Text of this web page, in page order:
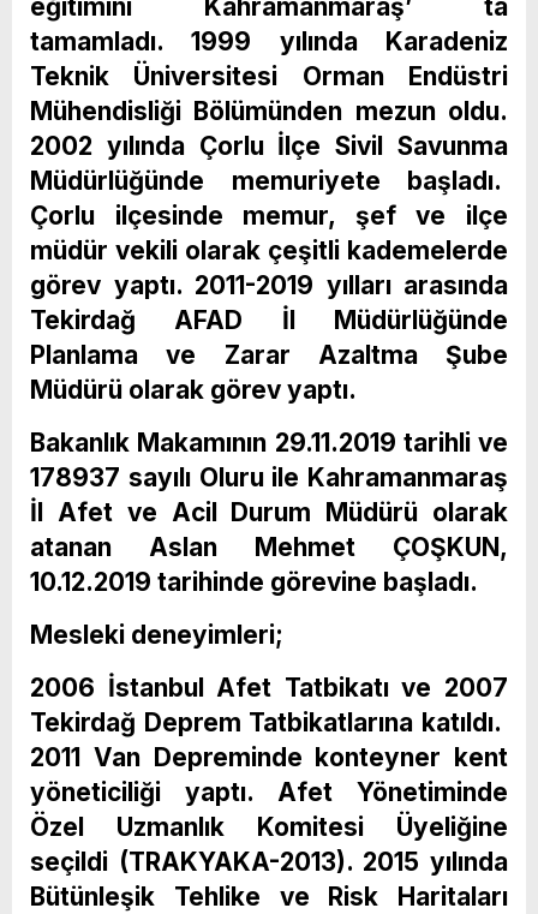
eğitimini Kahramanmaraş’ ta
tamamladı. 1999 yılında Karadeniz
Teknik Üniversitesi Orman Endüstri
Mühendisliği Bölümünden mezun oldu.
2002 yılında Çorlu İlçe Sivil Savunma
Müdürlüğünde memuriyete başladı.
Çorlu ilçesinde memur, şef ve ilçe
müdür vekili olarak çeşitli kademelerde
görev yaptı. 2011-2019 yılları arasında
Tekirdağ AFAD İl Müdürlüğünde
Planlama ve Zarar Azaltma Şube
Müdürü olarak görev yaptı.
Bakanlık Makamının 29.11.2019 tarihli ve
178937 sayılı Oluru ile Kahramanmaraş
İl Afet ve Acil Durum Müdürü olarak
atanan Aslan Mehmet ÇOŞKUN,
10.12.2019 tarihinde görevine başladı.
Mesleki deneyimleri;
2006 İstanbul Afet Tatbikatı ve 2007
Tekirdağ Deprem Tatbikatlarına katıldı.
2011 Van Depreminde konteyner kent
yöneticiliği yaptı. Afet Yönetiminde
Özel Uzmanlık Komitesi Üyeliğine
seçildi (TRAKYAKA-2013). 2015 yılında
Bütünleşik Tehlike ve Risk Haritaları